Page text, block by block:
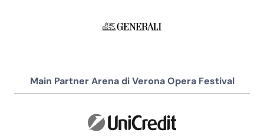
Main Partner Arena di Verona Opera Festival